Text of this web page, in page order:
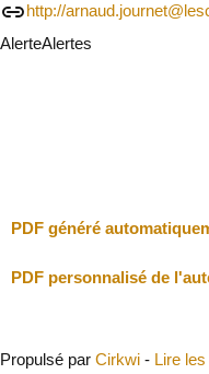
http://
AlerteAlertes
PDF généré
PDF personnalisé de
Propulsé par Cirkwi - Lire